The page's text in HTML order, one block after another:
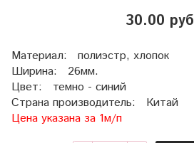
30.00 руб
Материал: полиэстр, хлопок
Ширина: 26мм.
Цвет: темно - синий
Страна производитель: Китай
Цена указана за 1м/п